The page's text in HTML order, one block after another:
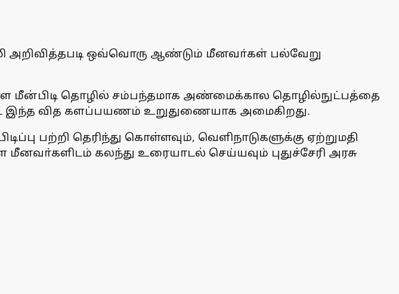
அறிவித்தபடி ஒவ்வொரு ஆண்டும் மீனவா்கள் பல்வேறு
மீன்பிடி தொழில் சம்பந்தமாக அண்மைக்கால தொழில்நுட்பத்தை
இந்த வித களப்பயணம் உறுதுணையாக அமைகிறது.
பற்றி தெரிந்து கொள்ளவும், வெளிநாடுகளுக்கு ஏற்றுமதி
கலந்து உரையாடல் செய்யவும் புதுச்சேரி அரசு